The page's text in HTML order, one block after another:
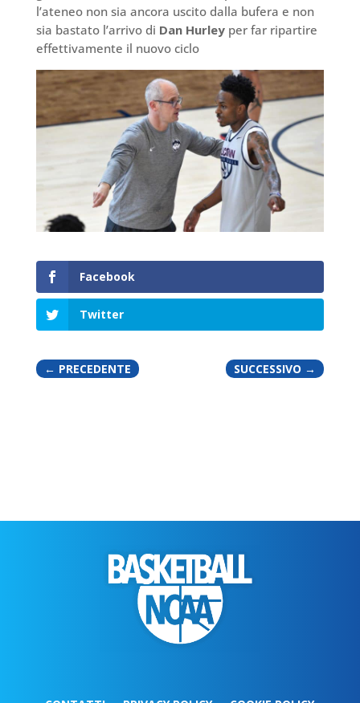
l’ateneo non sia ancora uscito dalla bufera e non
sia bastato l’arrivo di Dan Hurleyper far ripartire
effettivamente il nuovo ciclo
Facebook
Twitter
← PRECEDENTE SUCCESSIVO →